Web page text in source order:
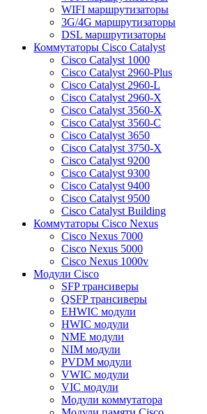
WIFI маршрутизаторы
3G/4G маршрутизаторы
DSL маршрутизаторы
Коммутаторы Cisco Catalyst
Cisco Catalyst 1000
Cisco Catalyst 2960-Plus
Cisco Catalyst 2960-L
Cisco Catalyst 2960-X
Cisco Catalyst 3560-X
Cisco Catalyst 3560-C
Cisco Catalyst 3650
Cisco Catalyst 3750-X
Cisco Catalyst 9200
Cisco Catalyst 9300
Cisco Catalyst 9400
Cisco Catalyst 9500
Cisco Catalyst Building
Коммутаторы Cisco Nexus
Cisco Nexus 7000
Cisco Nexus 5000
Cisco Nexus 1000v
Модули Cisco
SFP трансиверы
QSFP трансиверы
EHWIC модули
HWIC модули
NME модули
NIM модули
PVDM модули
VWIC модули
VIC модули
Модули коммутатора